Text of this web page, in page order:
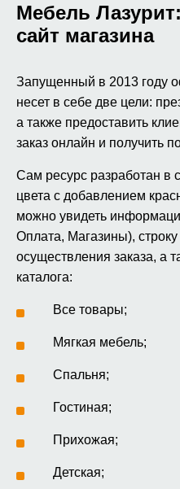
Мебель
сайт магазина
Запущенный в 2013 году
несет в себе две цели:
а также предоставить
заказ онлайн и получить
Сам ресурс разработан в
цвета с добавлением
можно увидеть
Оплата, Магазины), строку
осуществления заказа, а
каталога:
Все товары;
Мягкая мебель;
Спальня;
Гостиная;
Прихожая;
Детская;